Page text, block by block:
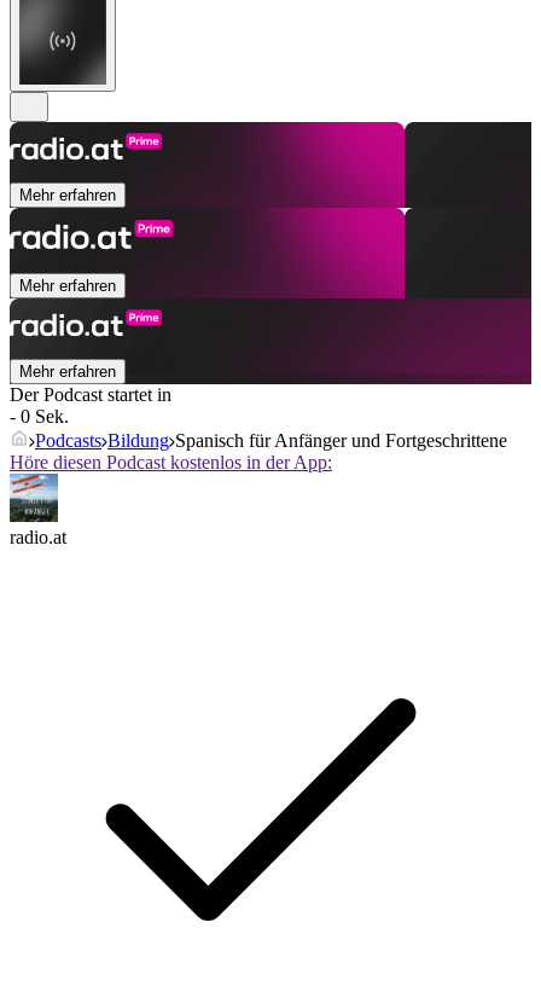
Mehr erfahren
Mehr erfahren
Mehr erfahren
Der Podcast startet in
- 0 Sek.
Podcasts Bildung Spanisch für Anfänger und Fortgeschrittene
Höre diesen Podcast kostenlos in der App:
radio.at